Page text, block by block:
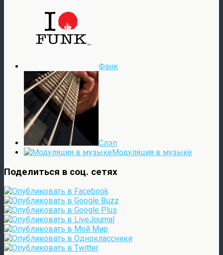
Фанк
Слэп
Модуляция в музыке
Поделиться в соц. сетях